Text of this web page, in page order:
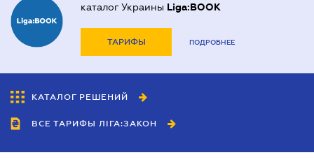
каталог Украины Liga:BOOK
ТАРИФЫ ПОДРОБНЕЕ
КАТАЛОГ РЕШЕНИЙ
ВСЕ ТАРИФЫ ЛІГА:ЗАКОН